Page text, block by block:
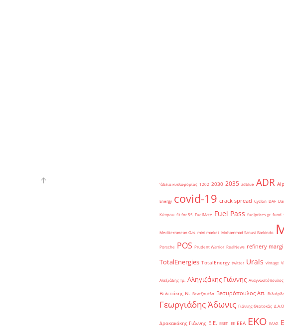
'άδεια κυκλοφορίας 1202 2030 2035 adblue ADR
Energy covid-19 crack spread Cyclon DAF
Κύπρου fit for 55 FuelMate Fuel Pass fuelprices.gr fund
Mediterranean Gas mini market Mohammad Sanusi Barkindo
Porsche POS Prudent Warrior RealNews refinery
TotalEnergies TotalEnergy twitter Urals vintage
Αλεξιάδης Τρ. Αληγιζάκης Γιάννης Αναγνωστόπουλος
Βελετάκης Ν. Βενεζουέλα Βεσυρόπουλος Απ.
Γεωργιάδης Άδωνις Γιάννης Θεοτοκάς
Δρακακάκης Γιάννης Ε.Ε. ΕΒΕΠ ΕΕ ΕΕΑ ΕΚΟ ΕΛΑΣ